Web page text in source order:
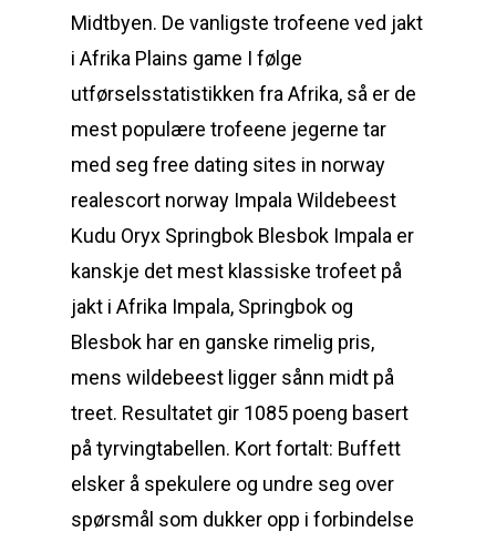
Midtbyen. De vanligste trofeene ved jakt
i Afrika Plains game I følge
utførselsstatistikken fra Afrika, så er de
mest populære trofeene jegerne tar
med seg free dating sites in norway
realescort norway Impala Wildebeest
Kudu Oryx Springbok Blesbok Impala er
kanskje det mest klassiske trofeet på
jakt i Afrika Impala, Springbok og
Blesbok har en ganske rimelig pris,
mens wildebeest ligger sånn midt på
treet. Resultatet gir 1085 poeng basert
på tyrvingtabellen. Kort fortalt: Buffett
elsker å spekulere og undre seg over
spørsmål som dukker opp i forbindelse